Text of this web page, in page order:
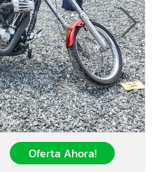
Oferta Ahora!